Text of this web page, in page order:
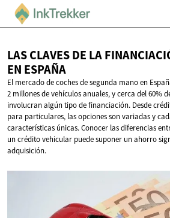
LAS CLAVES DE LA
EN ESPAÑA
El mercado de coches de segunda mano en
2 millones de vehículos anuales, y cerca del 60%
involucran algún tipo de financiación. Desde
para particulares, las opciones son variadas y
características únicas. Conocer las diferencias
un crédito vehicular puede suponer un ahorro
adquisición.